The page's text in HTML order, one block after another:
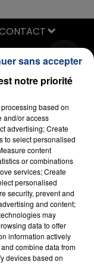
notre priorité
based on
and/or access
advertising; Create
to select personalised
content
or combinations
services; Create
personalised
security, prevent and
and content;
may
data to offer
information actively
combine data from
devices based on
sans accepter